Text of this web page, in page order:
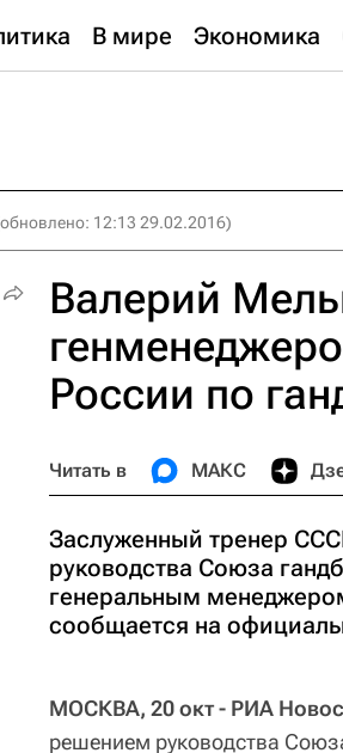
В мире Экономика
12:13 29.02.2016)
Валерий
России по
Читать в МАКС
Заслуженный тренер
руководства Союза
генеральным
сообщается на
МОСКВА, 20 окт - РИА
решением руководства